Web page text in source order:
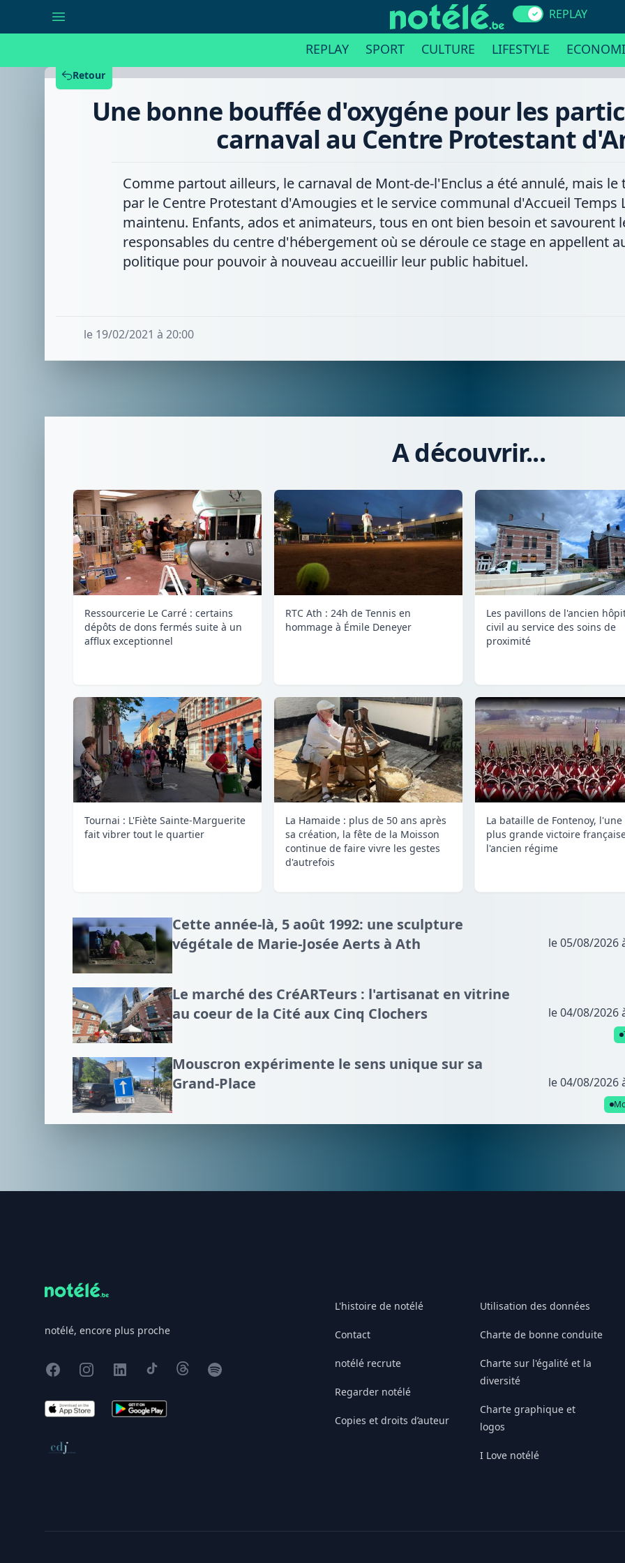
participants
REPLAY
REPLAY SPORT CULTURE LIFESTYLE
Retour
Une bonne bouffée d'oxygéne pour les
carnaval au Centre Protestant
Comme partout ailleurs, le carnaval de Mont-de-l'Enclus a été annulé, mais
par le Centre Protestant d'Amougies et le service communal d'Accueil Temps
maintenu. Enfants, ados et animateurs, tous en ont bien besoin et savourent
responsables du centre d'hébergement où se déroule ce stage en appellent
politique pour pouvoir à nouveau accueillir leur public habituel.
le 19/02/2021 à 20:00
A découvrir...
Ressourcerie Le Carré : certains
dépôts de dons fermés suite à un
afflux exceptionnel
RTC Ath : 24h de Tennis en
hommage à Émile Deneyer
Les pavillons de l'ancien
civil au service des soins de
proximité
Tournai : L'Fiète Sainte-Marguerite
fait vibrer tout le quartier
La Hamaide : plus de 50 ans après
sa création, la fête de la Moisson
continue de faire vivre les gestes
d'autrefois
La bataille de Fontenoy, l'une
plus grande victoire
l'ancien régime
Cette année-là, 5 août 1992: une sculpture
végétale de Marie-Josée Aerts à Ath
le 05/08/2026
Le marché des CréARTeurs : l'artisanat en vitrine
au coeur de la Cité aux Cinq Clochers
le 04/08/2026
Mouscron expérimente le sens unique sur sa
Grand-Place
le 04/08/2026
notélé, encore plus proche
FacebookInstagram
X TikTokThreadsSpotify
App Store Google Play
Conseil de déontologie journalistique
L'histoire de notélé
Contact
notélé recrute
Regarder notélé
Copies et droits d’auteur
Utilisation des données
Charte de bonne conduite
Charte sur l'égalité et la
diversité
Charte graphique et
logos
I Love notélé